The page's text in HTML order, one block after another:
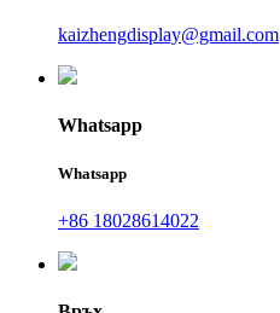
kaizhengdisplay@gmail.com
Whatsapp
Whatsapp
+86 18028614022